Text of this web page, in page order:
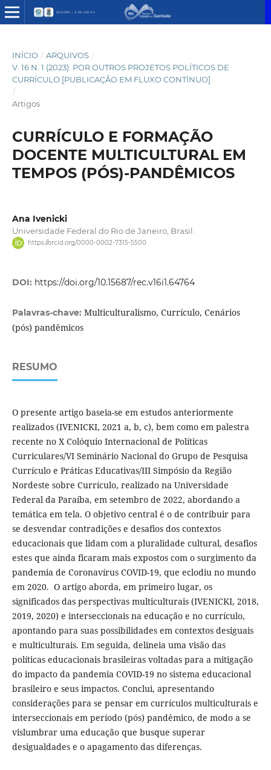
INÍCIO / ARQUIVOS /
V. 16 N. 1 (2023): POR OUTROS PROJETOS POLÍTICOS DE
CURRÍCULO [PUBLICAÇÃO EM FLUXO CONTÍNUO]
/
Artigos
CURRÍCULO E FORMAÇÃO
DOCENTE MULTICULTURAL EM
TEMPOS (PÓS)-PANDÊMICOS
Ana Ivenicki
Universidade Federal do Rio de Janeiro, Brasil.
https://orcid.org/0000-0002-7315-5500
DOI: https://doi.org/10.15687/rec.v16i1.64764
Palavras-chave: Multiculturalismo, Currículo, Cenários
(pós) pandêmicos
RESUMO
O presente artigo baseia-se em estudos anteriormente
realizados (IVENICKI, 2021 a, b, c), bem como em palestra
recente no X Colóquio Internacional de Políticas
Curriculares/VI Seminário Nacional do Grupo de Pesquisa
Currículo e Práticas Educativas/III Simpósio da Região
Nordeste sobre Currículo, realizado na Universidade
Federal da Paraíba, em setembro de 2022, abordando a
temática em tela. O objetivo central é o de contribuir para
se desvendar contradições e desafios dos contextos
educacionais que lidam com a pluralidade cultural, desafios
estes que ainda ficaram mais expostos com o surgimento da
pandemia de Coronavírus COVID-19, que eclodiu no mundo
em 2020. O artigo aborda, em primeiro lugar, os
significados das perspectivas multiculturais (IVENICKI, 2018,
2019, 2020) e interseccionais na educação e no currículo,
apontando para suas possibilidades em contextos desiguais
e multiculturais. Em seguida, delineia uma visão das
políticas educacionais brasileiras voltadas para a mitigação
do impacto da pandemia COVID-19 no sistema educacional
brasileiro e seus impactos. Conclui, apresentando
considerações para se pensar em currículos multiculturais e
interseccionais em período (pós) pandêmico, de modo a se
vislumbrar uma educação que busque superar
desigualdades e o apagamento das diferenças.